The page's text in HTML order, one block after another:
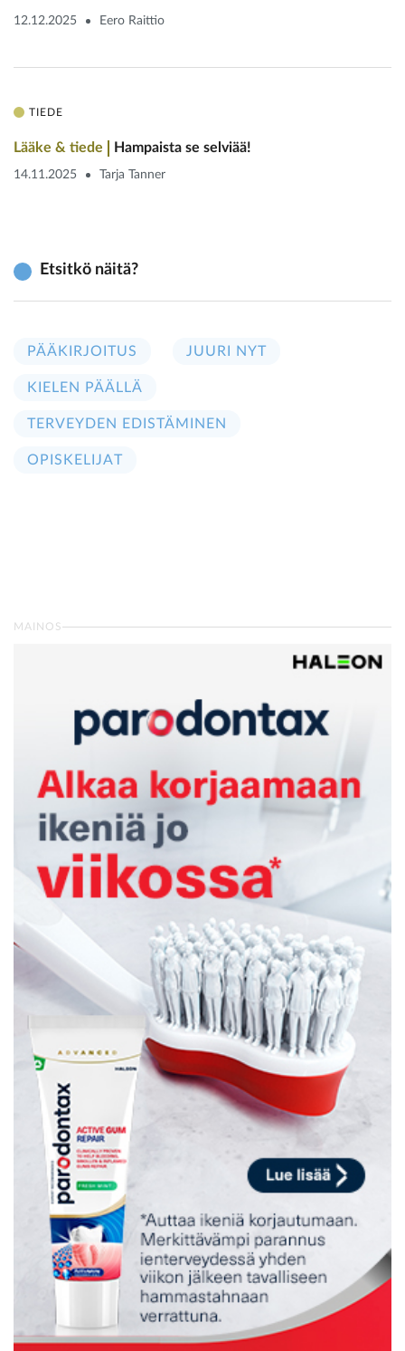
12.12.2025 Eero Raittio
TIEDE
Lääke & tiede Hampaista se selviää!
14.11.2025 Tarja Tanner
Etsitkö näitä?
PÄÄKIRJOITUS JUURI NYT
KIELEN PÄÄLLÄ
TERVEYDEN EDISTÄMINEN
OPISKELIJAT
MAINOS